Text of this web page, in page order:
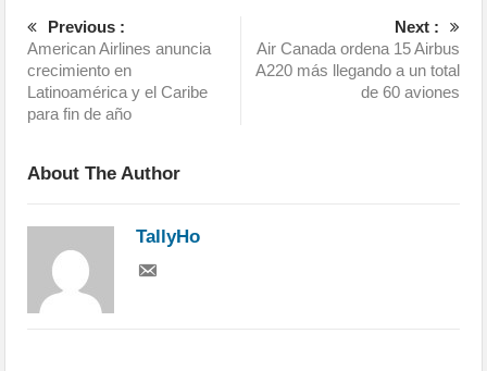
Previous :
American Airlines anuncia
crecimiento en
Latinoamérica y el Caribe
para fin de año
Next :
Air Canada ordena 15 Airbus
A220 más llegando a un total
de 60 aviones
About The Author
TallyHo